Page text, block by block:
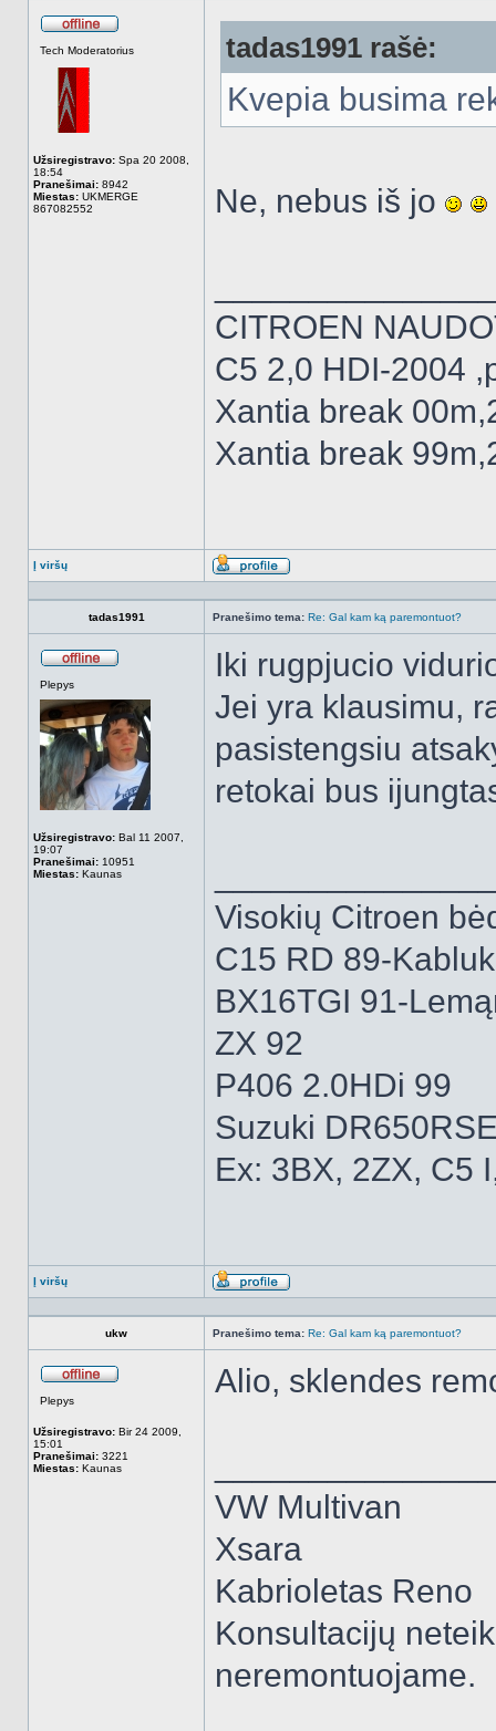
Tech Moderatorius
Užsiregistravo: Spa 20 2008,
18:54
Pranešimai: 8942
Miestas: UKMERGE
867082552
tadas1991 rašė:
Kvepia busima
Ne, nebus iš jo
CITROEN
C5 2,0 HDI-2004
Xantia break
Xantia break
Į viršų
Aprašymas
tadas1991 Pranešimo tema: Re: Gal kam ką paremontuot?
Plepys
Užsiregistravo: Bal 11 2007,
19:07
Pranešimai: 10951
Miestas: Kaunas
Iki rugpjucio
Jei yra klausimu,
pasistengsiu
retokai bus
Visokių Citroen
C15 RD 89-
BX16TGI 91-
ZX 92
P406 2.0HDi 99
Suzuki
Ex: 3BX, 2ZX, C5
Į viršų
Aprašymas
ukw Pranešimo tema: Re: Gal kam ką paremontuot?
Plepys
Užsiregistravo: Bir 24 2009,
15:01
Pranešimai: 3221
Miestas: Kaunas
Alio, sklendes
VW Multivan
Xsara
Kabrioletas Reno
Konsultacijų
neremontuojame.